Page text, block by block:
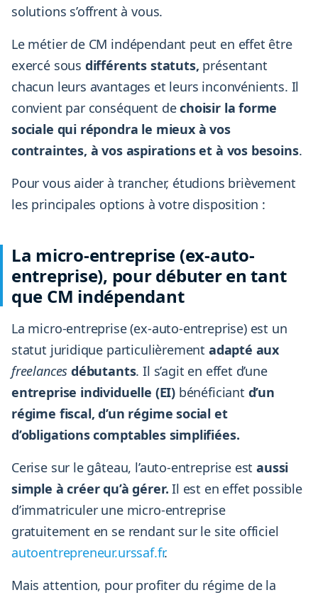
solutions s’offrent à vous.
Le métier de CM indépendant peut en effet être
exercé sous différents statuts, présentant
chacun leurs avantages et leurs inconvénients. Il
convient par conséquent dechoisir la forme
sociale qui répondra le mieux à vos
contraintes, à vos aspirations et à vos besoins.
Pour vous aider à trancher, étudions brièvement
les principales options à votre disposition :
La micro-entreprise (ex-auto-
entreprise), pour débuter en tant
que CM indépendant
La micro-entreprise (ex-auto-entreprise) est un
statut juridique particulièrement adapté aux
freelances débutants. Il s’agit en effet d’une
entreprise individuelle (EI)bénéficiant d’un
régime fiscal, d’un régime social et
d’obligations comptables simplifiées.
Cerise sur le gâteau, l’auto-entreprise estaussi
simple à créer qu’à gérer. Il est en effet possible
d’immatriculer une micro-entreprise
gratuitement en se rendant sur le site officiel
autoentrepreneur.urssaf.fr.
Mais attention, pour profiter du régime de la